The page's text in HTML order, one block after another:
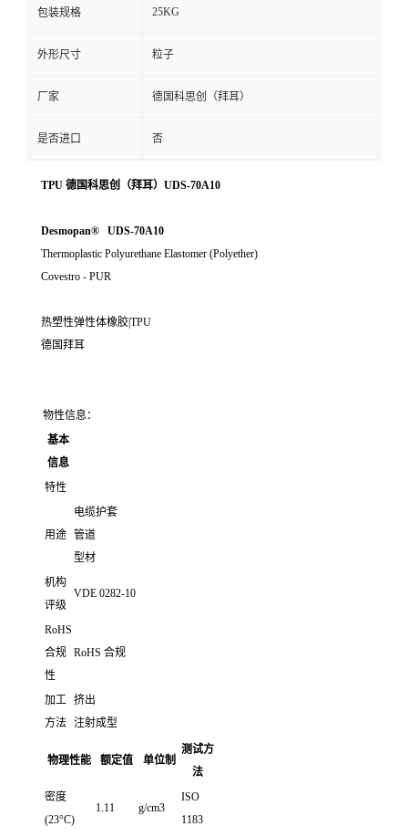
包装规格 25KG
外形尺寸 粒子
厂家 德国科思创（拜耳）
是否进口 否
TPU 德国科思创（拜耳）UDS-70A10
Desmopan® UDS-70A10
Thermoplastic Polyurethane Elastomer (Polyether)
Covestro - PUR
热塑性弹性体橡胶|TPU
德国拜耳
物性信息：
基本
信息
特性
用途
电缆护套
管道
型材
机构
评级
VDE 0282-10
RoHS
合规
性
RoHS 合规
加工
方法
挤出
注射成型
物理性能 额定值 单位制
测试方
法
密度
(23°C)
1.11 g/cm3
ISO
1183